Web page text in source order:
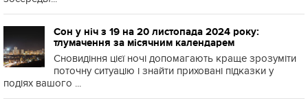
Сон у ніч з 19 на 20 листопада 2024 року:
тлумачення за місячним календарем
Сновидіння цієї ночі допомагають краще зрозуміти
поточну ситуацію і знайти приховані підказки у
подіях вашого ...